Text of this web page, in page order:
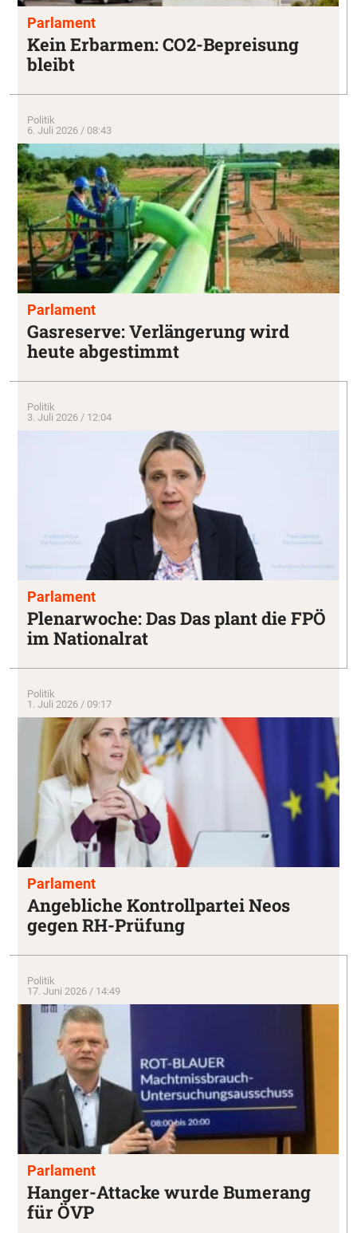
Parlament
Kein Erbarmen: CO2-Bepreisung
bleibt
Politik
6. Juli 2026 / 08:43
Parlament
Gasreserve: Verlängerung wird
heute abgestimmt
Politik
3. Juli 2026 / 12:04
Parlament
Plenarwoche: Das Das plant die FPÖ
im Nationalrat
Politik
1. Juli 2026 / 09:17
Parlament
Angebliche Kontrollpartei Neos
gegen RH-Prüfung
Politik
17. Juni 2026 / 14:49
Parlament
Hanger-Attacke wurde Bumerang
für ÖVP